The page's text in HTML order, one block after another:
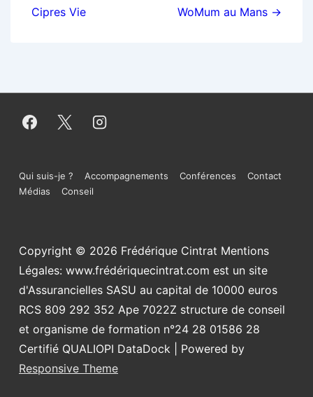
Cipres Vie
WoMum au Mans →
Menu
de
page
Qui suis-je ? Accompagnements Conférences
Contact
Médias
Conseil
Copyright © 2026 Frédérique Cintrat Mentions
Légales: www.frédériquecintrat.com est un site
d'Assurancielles SASU au capital de 10000 euros
RCS 809 292 352 Ape 7022Z structure de conseil
et organisme de formation n°24 28 01586 28
Certifié QUALIOPI DataDock
| Powered by
Responsive Theme